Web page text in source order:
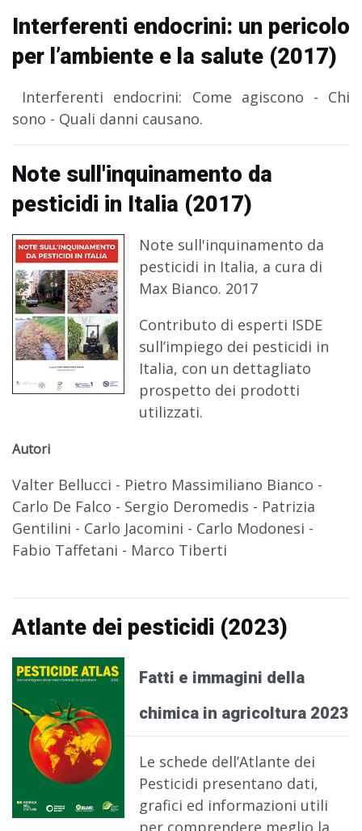
Interferenti endocrini: un pericolo
per l’ambiente e la salute (2017)
Interferenti endocrini: Come agiscono - Chi
sono - Quali danni causano.
Note sull'inquinamento da
pesticidi in Italia (2017)
Note sull'inquinamento da
pesticidi in Italia, a cura di
Max Bianco. 2017
Contributo di esperti ISDE
sull’impiego dei pesticidi in
Italia, con un dettagliato
prospetto dei prodotti
utilizzati.
Autori
Valter Bellucci - Pietro Massimiliano Bianco -
Carlo De Falco - Sergio Deromedis - Patrizia
Gentilini - Carlo Jacomini - Carlo Modonesi -
Fabio Taffetani - Marco Tiberti
Atlante dei pesticidi (2023)
Fatti e immagini della
chimica in agricoltura 2023
Le schede dell’Atlante dei
Pesticidi presentano dati,
grafici ed informazioni utili